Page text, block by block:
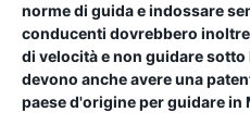
norme di guida e indossare
conducenti dovrebbero
di velocità e non guidare
devono anche avere una
paese d'origine per guidare in